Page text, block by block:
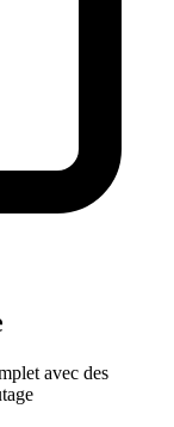
avec des